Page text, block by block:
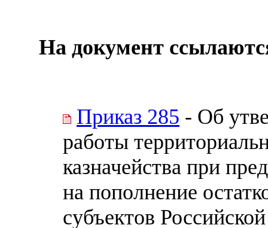
На документ
Приказ 285 - Об
работы
казначейства при
на пополнение
субъектов